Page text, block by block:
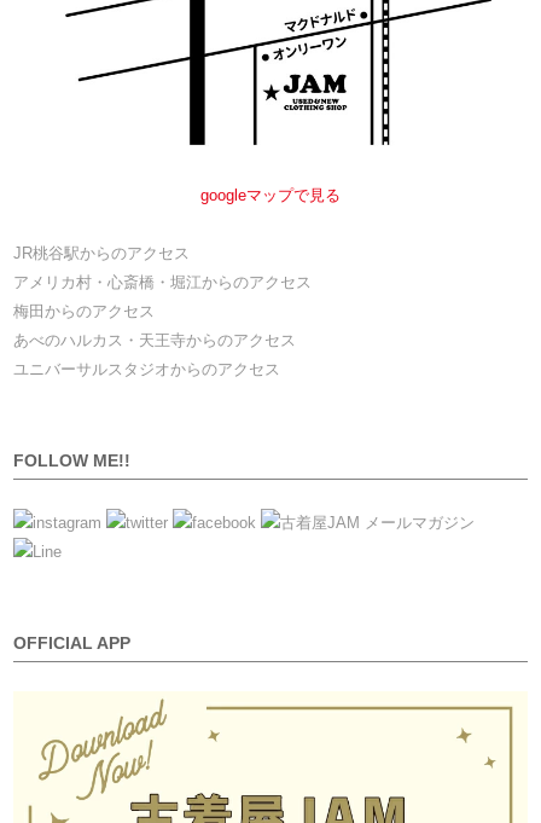
googleマップで見る
JR桃谷駅からのアクセス
アメリカ村・心斎橋・堀江からのアクセス
梅田からのアクセス
あべのハルカス・天王寺からのアクセス
ユニバーサルスタジオからのアクセス
FOLLOW ME!!
OFFICIAL APP